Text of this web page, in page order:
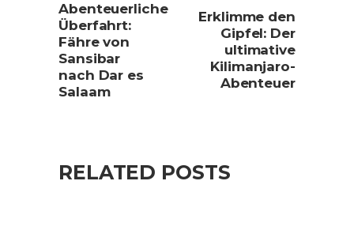
Abenteuerliche
Überfahrt:
Fähre von
Sansibar
nach Dar es
Salaam
Erklimme den
Gipfel: Der
ultimative
Kilimanjaro-
Abenteuer
RELATED POSTS